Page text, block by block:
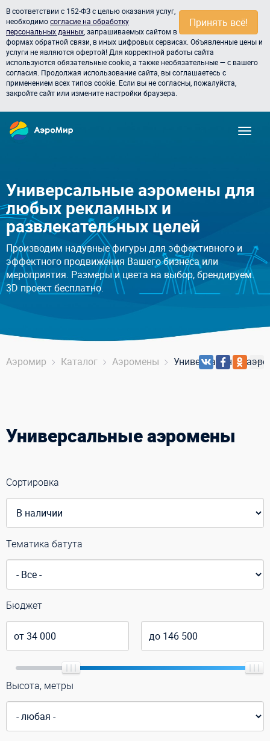
Принять всё!
В соответствии с 152-ФЗ с целью оказания услуг,
необходимосогласие на обработку
персональных данных , запрашиваемых сайтом в
формах обратной связи, в иных цифровых сервисах. Объявленные цены и
услуги не являются офертой! Для корректной работы сайта
используются обязательные cookie, а также необязательные — с вашего
согласия. Продолжая использование сайта, вы соглашаетесь с
применением всех типов cookie. Если вы не согласны, пожалуйста,
закройте сайт или измените настройки браузера.
Универсальные аэромены для
любых рекламных и
развлекательных целей
Производим надувные фигуры для эффективного и
эффектного продвижения Вашего бизнеса или
мероприятия. Размеры и цвета на выбор, брендируем.
3D проект бесплатно.
Аэромир Каталог Аэромены Универсальные
Универсальные аэромены
Сортировка
Тематика батута
Бюджет
Высота, метры